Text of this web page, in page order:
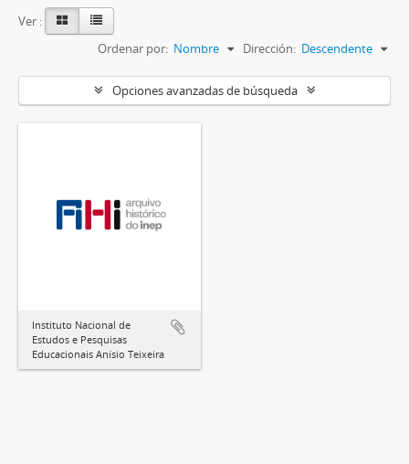
Ver :
Ordenar por: Nombre Dirección: Descendente
Opciones avanzadas de búsqueda
Instituto Nacional de
Estudos e Pesquisas
Educacionais Anísio Teixeira